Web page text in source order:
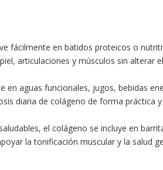
fácilmente en batidos proteicos o
articulaciones y músculos sin alterar
en aguas funcionales, jugos, bebidas
diaria de colágeno de forma práctica
el colágeno se incluye en
la tonificación muscular y la salud